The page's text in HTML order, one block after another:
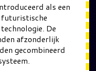
als een
De
afzonderlijk
gecombineerd